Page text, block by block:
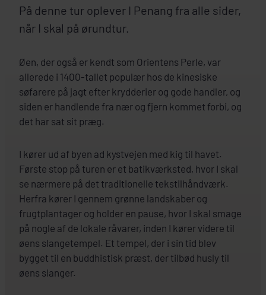
På denne tur oplever I Penang fra alle sider,
når I skal på ørundtur.
Øen, der også er kendt som Orientens Perle, var
allerede i 1400-tallet populær hos de kinesiske
søfarere på jagt efter krydderier og gode handler, og
siden er handlende fra nær og fjern kommet forbi, og
det har sat sit præg.
I kører ud af byen ad kystvejen med kig til havet.
Første stop på turen er et batikværksted, hvor I skal
se nærmere på det traditionelle tekstilhåndværk.
Herfra kører I gennem grønne landskaber og
frugtplantager og holder en pause, hvor I skal smage
på nogle af de lokale råvarer, inden I kører videre til
øens slangetempel. Et tempel, der i sin tid blev
bygget til en buddhistisk præst, der tilbød husly til
øens slanger.